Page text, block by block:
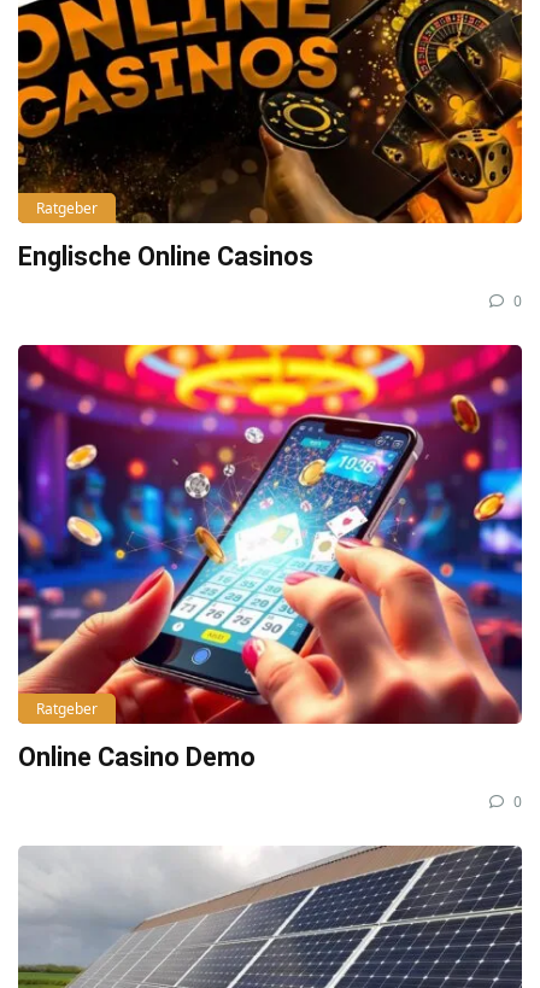
Ratgeber
Englische Online Casinos
0
Ratgeber
Online Casino Demo
0